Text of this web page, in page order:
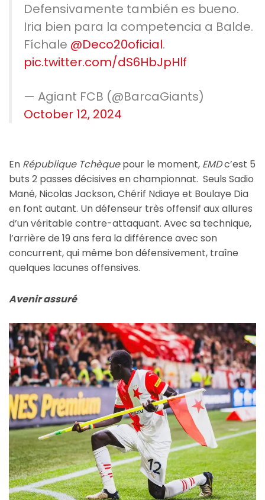
Defensivamente también es bueno.
Iria bien para la competencia a Balde.
Fíchale @Deco20oficial.
pic.twitter.com/dS6HbJpHlf
— Agiant FCB (@BarcaGiants)
October 12, 2024
En République Tchèquepour le moment, EMDc’est 5
buts 2 passes décisives en championnat. Seuls Sadio
Mané, Nicolas Jackson, Chérif Ndiaye et Boulaye Dia
en font autant. Un défenseur très offensif aux allures
d’un véritable contre-attaquant. Avec sa technique,
l’arrière de 19 ans fera la différence avec son
concurrent, qui même bon défensivement, traîne
quelques lacunes offensives.
Avenir assuré